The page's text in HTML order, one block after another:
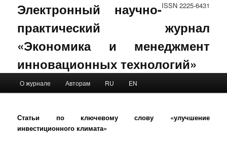
ISSN 2225-6431
Электронный научно-
практический журнал
«Экономика и менеджмент
инновационных технологий»
Skip to primary content
Skip to secondary content
О журнале Авторам RU EN
Статьи по ключевому слову «улучшение
инвестиционного климата»